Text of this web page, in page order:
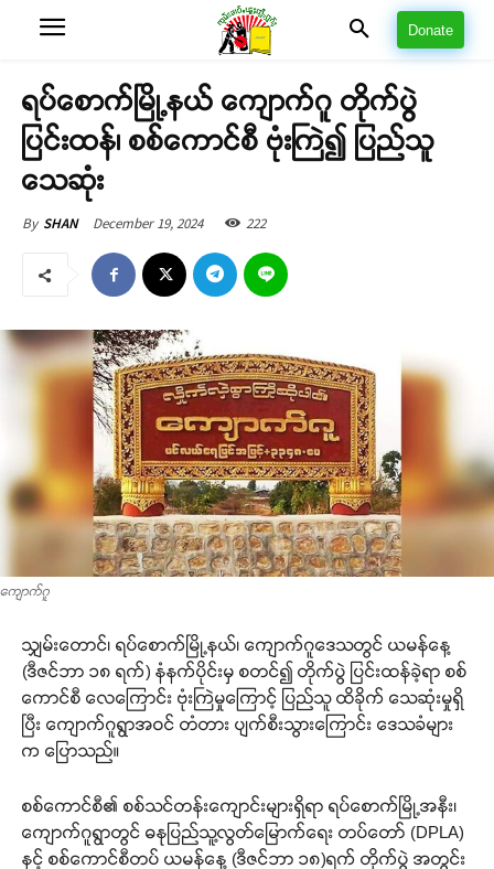
Donate
ရပ်စောက်မြို့နယ် ကျောက်ဂူ တိုက်ပွဲ
ပြင်းထန်၊ စစ်ကောင်စီ ဗုံးကြဲ၍ ပြည်သူ
သေဆုံး
By SHAN December 19, 2024 222
ကျောက်ဂူ
သျှမ်းတောင်၊ ရပ်စောက်မြို့နယ်၊ ကျောက်ဂူဒေသတွင် ယမန်နေ့
(ဒီဇင်ဘာ ၁၈ ရက်) နံနက်ပိုင်းမှ စတင်၍ တိုက်ပွဲ ပြင်းထန်ခဲ့ရာ စစ်
ကောင်စီ လေကြောင်း ဗုံးကြဲမှုကြောင့် ပြည်သူ ထိခိုက် သေဆုံးမှုရှိ
ပြီး ကျောက်ဂူရွာအဝင် တံတား ပျက်စီးသွားကြောင်း ဒေသခံများ
က ပြောသည်။
စစ်ကောင်စီ၏ စစ်သင်တန်းကျောင်းများရှိရာ ရပ်စောက်မြို့အနီး၊
ကျောက်ဂူရွာတွင် ဓနုပြည်သူ့လွတ်မြောက်ရေး တပ်တော် (DPLA)
နှင့် စစ်ကောင်စီတပ် ယမန်နေ့ (ဒီဇင်ဘာ ၁၈)ရက် တိုက်ပွဲ အတွင်း